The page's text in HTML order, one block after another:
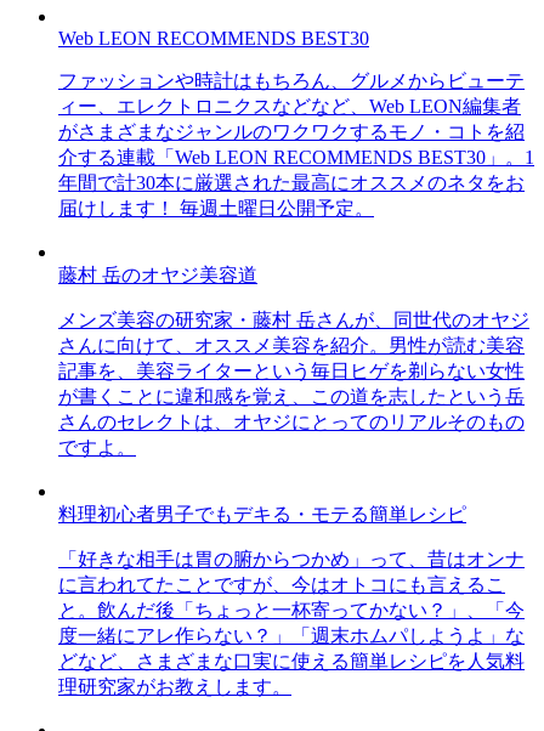
Web LEON RECOMMENDS BEST30
ファッションや時計はもちろん、グルメからビューテ
ィー、エレクトロニクスなどなど、Web LEON編集者
がさまざまなジャンルのワクワクするモノ・コトを紹
介する連載「Web LEON RECOMMENDS BEST30」。1
年間で計30本に厳選された最高にオススメのネタをお
届けします！ 毎週土曜日公開予定。
藤村 岳のオヤジ美容道
メンズ美容の研究家・藤村 岳さんが、同世代のオヤジ
さんに向けて、オススメ美容を紹介。男性が読む美容
記事を、美容ライターという毎日ヒゲを剃らない女性
が書くことに違和感を覚え、この道を志したという岳
さんのセレクトは、オヤジにとってのリアルそのもの
ですよ。
料理初心者男子でもデキる・モテる簡単レシピ
「好きな相手は胃の腑からつかめ」って、昔はオンナ
に言われてたことですが、今はオトコにも言えるこ
と。飲んだ後「ちょっと一杯寄ってかない？」、「今
度一緒にアレ作らない？」「週末ホムパしようよ」な
どなど、さまざまな口実に使える簡単レシピを人気料
理研究家がお教えします。